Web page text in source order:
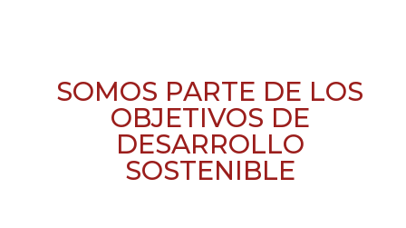
SOMOS PARTE DE LOS
OBJETIVOS DE
DESARROLLO
SOSTENIBLE